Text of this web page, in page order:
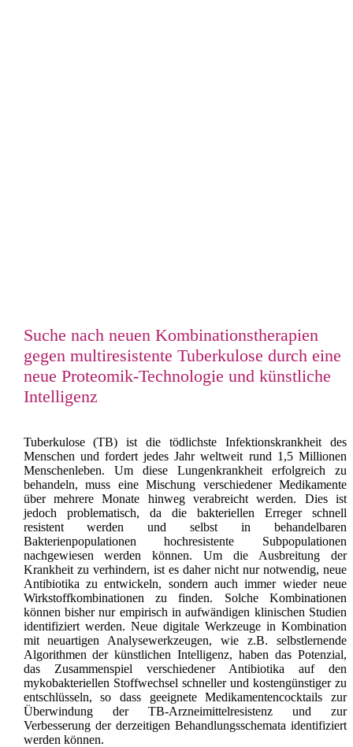
Suche nach neuen Kombinationstherapien
gegen multiresistente Tuberkulose durch eine
neue Proteomik-Technologie und künstliche
Intelligenz
Tuberkulose (TB) ist die tödlichste Infektionskrankheit des
Menschen und fordert jedes Jahr weltweit rund 1,5 Millionen
Menschenleben. Um diese Lungenkrankheit erfolgreich zu
behandeln, muss eine Mischung verschiedener Medikamente
über mehrere Monate hinweg verabreicht werden. Dies ist
jedoch problematisch, da die bakteriellen Erreger schnell
resistent werden und selbst in behandelbaren
Bakterienpopulationen hochresistente Subpopulationen
nachgewiesen werden können. Um die Ausbreitung der
Krankheit zu verhindern, ist es daher nicht nur notwendig, neue
Antibiotika zu entwickeln, sondern auch immer wieder neue
Wirkstoffkombinationen zu finden. Solche Kombinationen
können bisher nur empirisch in aufwändigen klinischen Studien
identifiziert werden. Neue digitale Werkzeuge in Kombination
mit neuartigen Analysewerkzeugen, wie z.B. selbstlernende
Algorithmen der künstlichen Intelligenz, haben das Potenzial,
das Zusammenspiel verschiedener Antibiotika auf den
mykobakteriellen Stoffwechsel schneller und kostengünstiger zu
entschlüsseln, so dass geeignete Medikamentencocktails zur
Überwindung der TB-Arzneimittelresistenz und zur
Verbesserung der derzeitigen Behandlungsschemata identifiziert
werden können.